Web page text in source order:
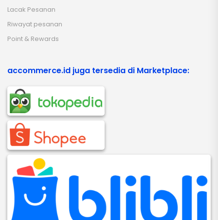
Lacak Pesanan
Riwayat pesanan
Point & Rewards
accommerce.id juga tersedia di Marketplace: